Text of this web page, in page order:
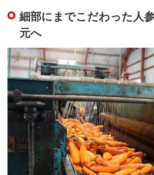
細部にまでこだわった人
元へ